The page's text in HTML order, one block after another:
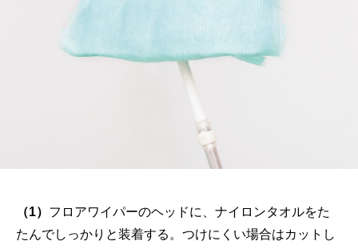
（1） フロアワイパーのヘッドに、ナイロンタオルをた
たんでしっかりと装着する。つけにくい場合はカットし